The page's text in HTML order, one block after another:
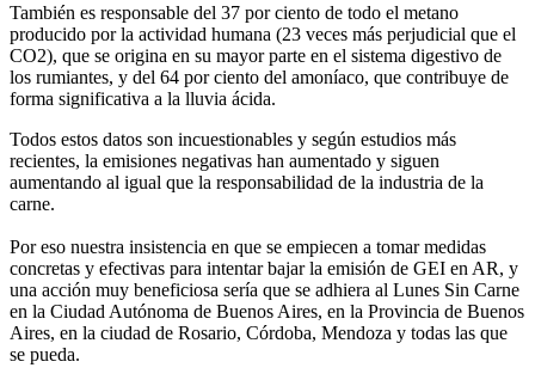
También es responsable del 37 por ciento de todo el metano
producido por la actividad humana (23 veces más perjudicial que el
CO2), que se origina en su mayor parte en el sistema digestivo de
los rumiantes, y del 64 por ciento del amoníaco, que contribuye de
forma significativa a la lluvia ácida.
Todos estos datos son incuestionables y según estudios más
recientes, la emisiones negativas han aumentado y siguen
aumentando al igual que la responsabilidad de la industria de la
carne.
Por eso nuestra insistencia en que se empiecen a tomar medidas
concretas y efectivas para intentar bajar la emisión de GEI en AR, y
una acción muy beneficiosa sería que se adhiera al Lunes Sin Carne
en la Ciudad Autónoma de Buenos Aires, en la Provincia de Buenos
Aires, en la ciudad de Rosario, Córdoba, Mendoza y todas las que
se pueda.